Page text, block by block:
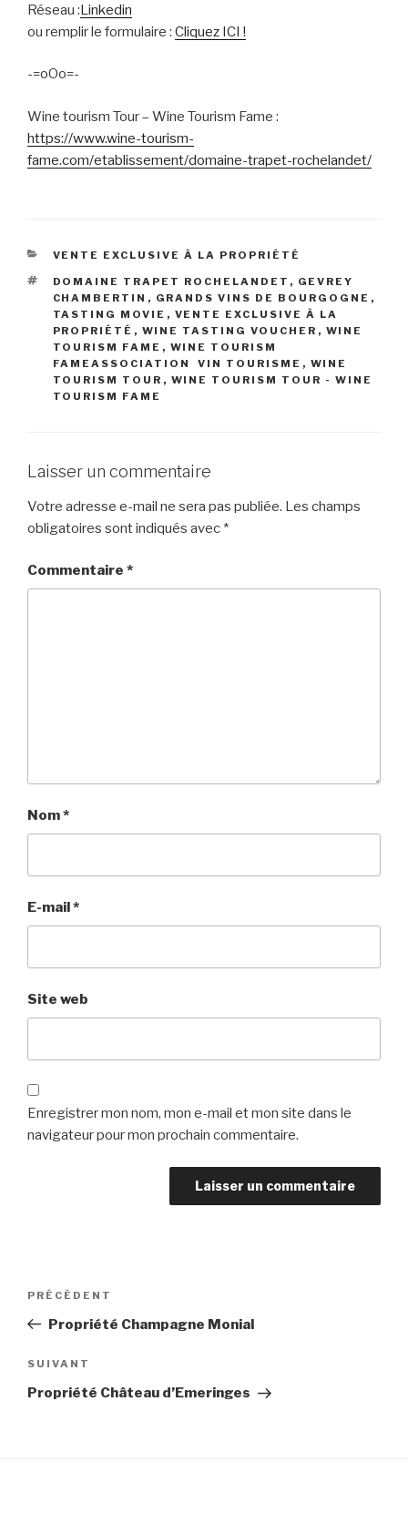
Réseau :Linkedin
ou remplir le formulaire : Cliquez ICI !
-=oOo=-
Wine tourism Tour – Wine Tourism Fame :
https://www.wine-tourism-
fame.com/etablissement/domaine-trapet-rochelandet/
CATÉGORIES
VENTE EXCLUSIVE À LA PROPRIÉTÉ
ÉTIQUETTES
DOMAINE TRAPET ROCHELANDET , GEVREY
CHAMBERTIN , GRANDS VINS DE BOURGOGNE ,
TASTING MOVIE , VENTE EXCLUSIVE À LA
PROPRIÉTÉ , WINE TASTING VOUCHER , WINE
TOURISM FAME , WINE TOURISM
FAMEASSOCIATION VIN TOURISME , WINE
TOURISM TOUR , WINE TOURISM TOUR - WINE
TOURISM FAME
Laisser un commentaire
Votre adresse e-mail ne sera pas publiée. Les champs
obligatoires sont indiqués avec *
Commentaire *
Nom*
E-mail*
Site web
Enregistrer mon nom, mon e-mail et mon site dans le
navigateur pour mon prochain commentaire.
Navigation
l’article
Article
précédent
PRÉCÉDENT
Propriété Champagne Monial
Article
suivant
SUIVANT
Propriété Château d’Emeringes